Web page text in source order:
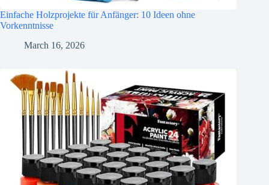
Einfache Holzprojekte für Anfänger: 10 Ideen ohne
Vorkenntnisse
March 16, 2026